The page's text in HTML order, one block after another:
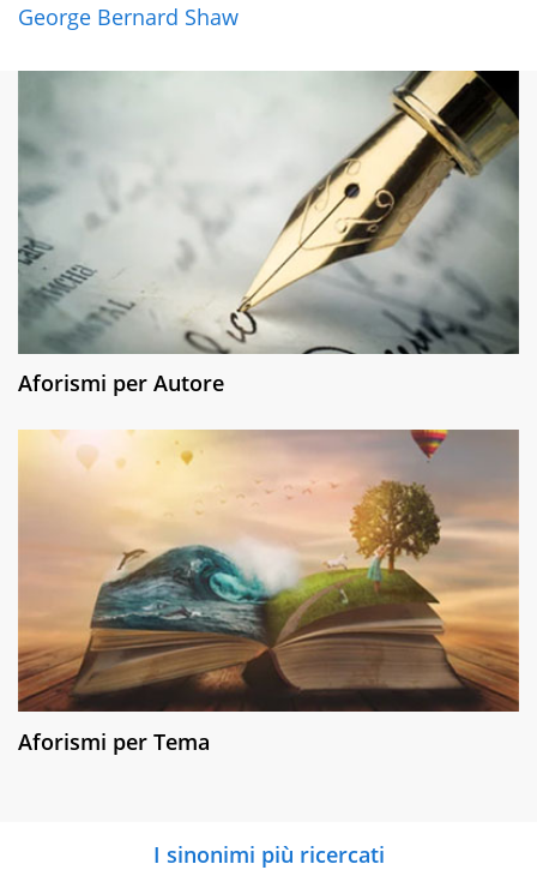
George Bernard Shaw
Aforismi per Autore
Aforismi per Tema
I sinonimi più ricercati